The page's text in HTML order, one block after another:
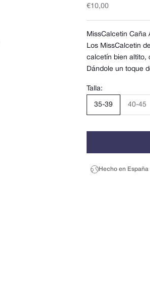
Precio de oferta
€10,00
MissCalcetin Caña
Los MissCalcetin
calcetín bien altito,
Dándole un toque
Talla:
35-39 40-45
Hecho en España